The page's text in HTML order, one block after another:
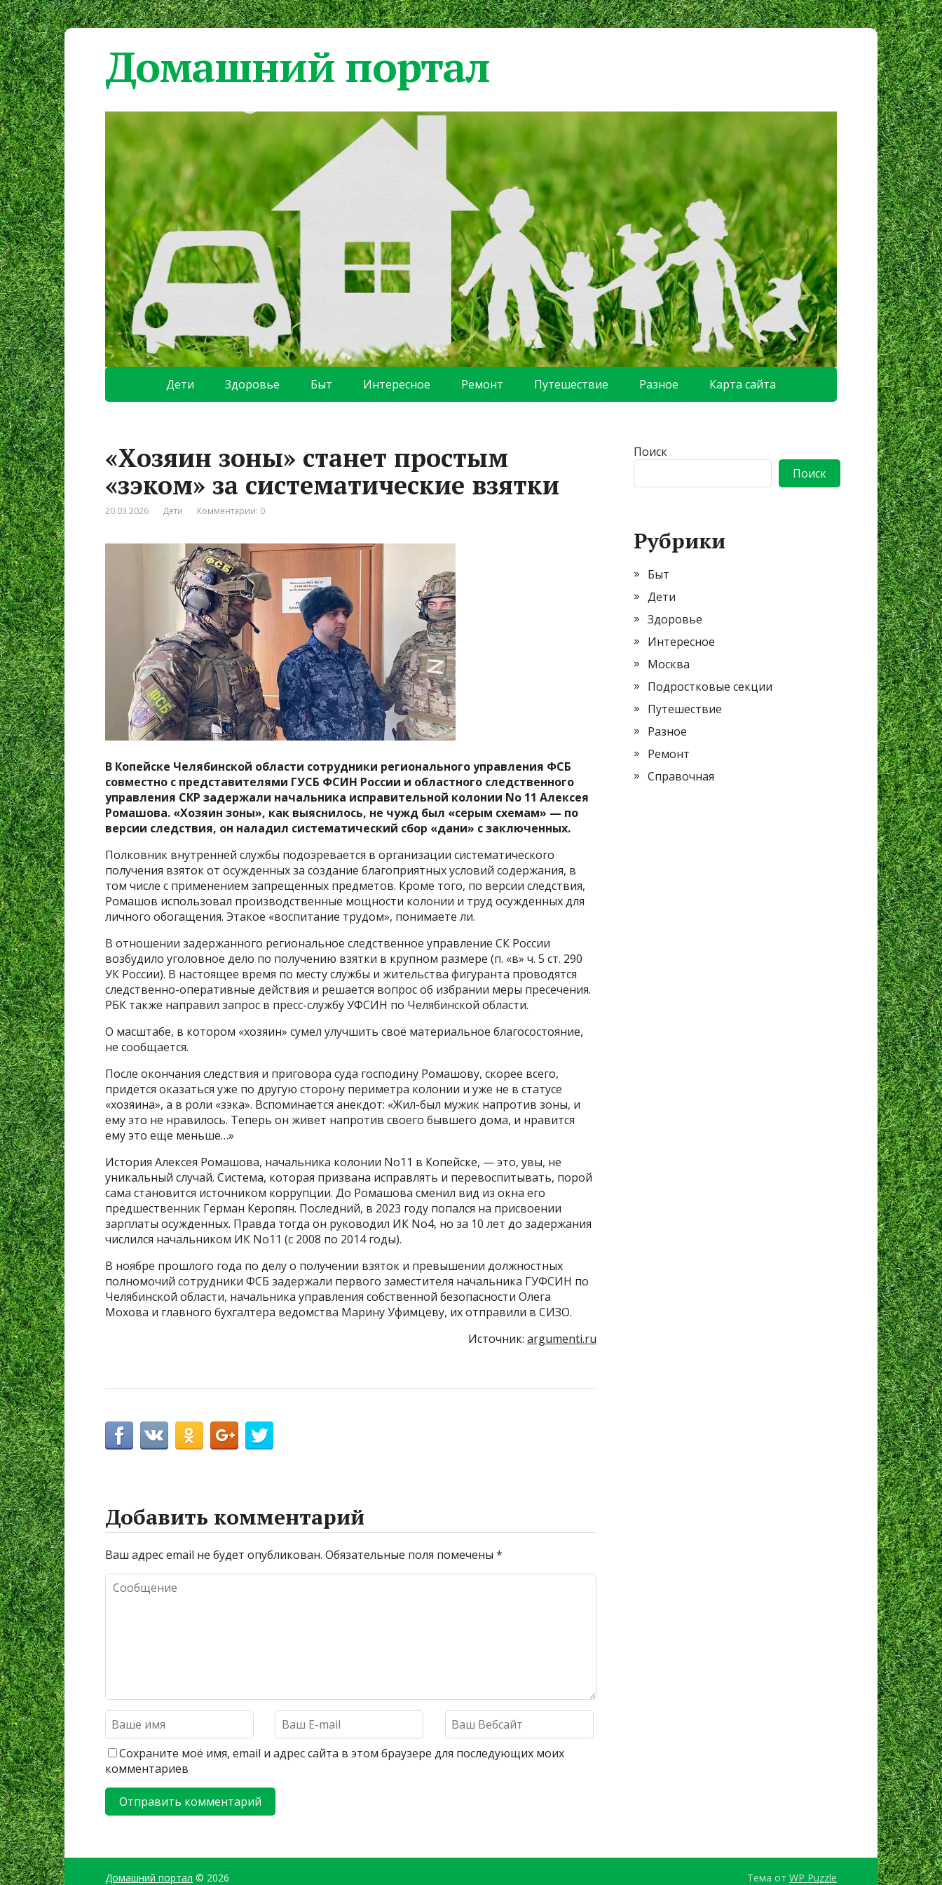
Домашний портал
Дети Здоровье Быт Интересное Ремонт Путешествие Разное Карта сайта
«Хозяин зоны» станет простым
«зэком» за систематические взятки
20.03.2026 Дети Комментарии: 0
В Копейске Челябинской области сотрудники регионального управления ФСБ
совместно с представителями ГУСБ ФСИН России и областного следственного
управления СКР задержали начальника исправительной колонии No 11 Алексея
Ромашова. «Хозяин зоны», как выяснилось, не чужд был «серым схемам» — по
версии следствия, он наладил систематический сбор «дани» с заключенных.
Полковник внутренней службы подозревается в организации систематического
получения взяток от осужденных за создание благоприятных условий содержания, в
том числе с применением запрещенных предметов. Кроме того, по версии следствия,
Ромашов использовал производственные мощности колонии и труд осужденных для
личного обогащения. Этакое «воспитание трудом», понимаете ли.
В отношении задержанного региональное следственное управление СК России
возбудило уголовное дело по получению взятки в крупном размере (п. «в» ч. 5 ст. 290
УК России). В настоящее время по месту службы и жительства фигуранта проводятся
следственно-оперативные действия и решается вопрос об избрании меры пресечения.
РБК также направил запрос в пресс-службу УФСИН по Челябинской области.
О масштабе, в котором «хозяин» сумел улучшить своё материальное благосостояние,
не сообщается.
После окончания следствия и приговора суда господину Ромашову, скорее всего,
придётся оказаться уже по другую сторону периметра колонии и уже не в статусе
«хозяина», а в роли «зэка». Вспоминается анекдот: «Жил-был мужик напротив зоны, и
ему это не нравилось. Теперь он живет напротив своего бывшего дома, и нравится
ему это еще меньше…»
История Алексея Ромашова, начальника колонии No11 в Копейске, — это, увы, не
уникальный случай. Система, которая призвана исправлять и перевоспитывать, порой
сама становится источником коррупции. До Ромашова сменил вид из окна его
предшественник Герман Керопян. Последний, в 2023 году попался на присвоении
зарплаты осужденных. Правда тогда он руководил ИК No4, но за 10 лет до задержания
числился начальником ИК No11 (с 2008 по 2014 годы).
В ноябре прошлого года по делу о получении взяток и превышении должностных
полномочий сотрудники ФСБ задержали первого заместителя начальника ГУФСИН по
Челябинской области, начальника управления собственной безопасности Олега
Мохова и главного бухгалтера ведомства Марину Уфимцеву, их отправили в СИЗО.
Источник: argumenti.ru
Добавить комментарий
Ваш адрес email не будет опубликован. Обязательные поля помечены *
Сохраните моё имя, email и адрес сайта в этом браузере для последующих моих
комментариев
Поиск
Поиск
Рубрики
Быт
Дети
Здоровье
Интересное
Москва
Подростковые секции
Путешествие
Разное
Ремонт
Справочная
Домашний портал © 2026 Тема от WP Puzzle